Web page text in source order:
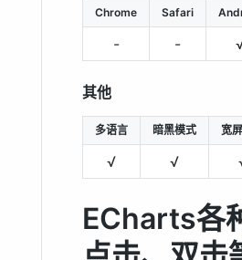
Chrome Safari
- -
其他
多语言 暗黑模式 宽
√ √
ECharts各